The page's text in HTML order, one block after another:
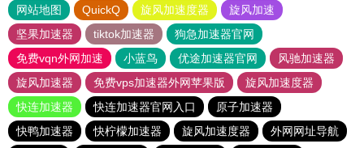
网站地图 QuickQ 旋风加速度器
旋风加速
坚果加速器
tiktok加速器
狗急加速器官网
免费vqn外网加速
小蓝鸟 优途加速器官网
风驰加速器
旋风加速器
免费vps加速器外网苹果版
旋风加速度器
快连加速器
快连加速器官网入口
原子加速器
快鸭加速器
快柠檬加速器 旋风加速度器 外网网址导航